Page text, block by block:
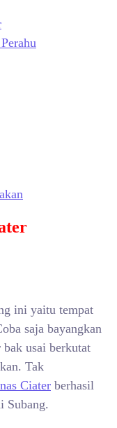
ini yaitu tempat
saja bayangkan
bak usai berkutat
Tak
Ciater berhasil
Subang.